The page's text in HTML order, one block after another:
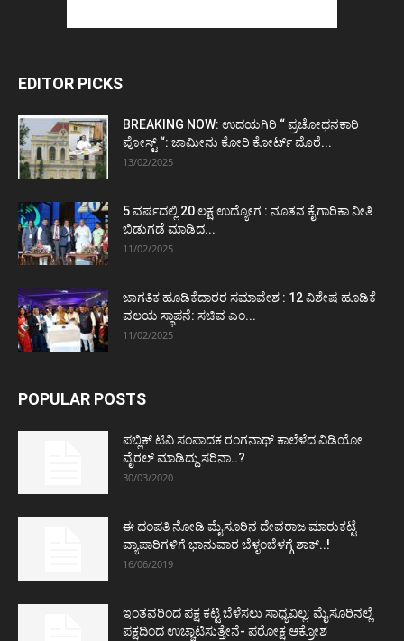
EDITOR PICKS
BREAKING NOW: ಉದಯಗಿರಿ “ ಪ್ರಚೋಧನಕಾರಿ
ಪೋಸ್ಟ್‌ “: ಜಾಮೀನು ಕೋರಿ ಕೋರ್ಟ್‌ ಮೊರೆ...
13/02/2025
5 ವರ್ಷದಲ್ಲಿ 20 ಲಕ್ಷ ಉದ್ಯೋಗ : ನೂತನ ಕೈಗಾರಿಕಾ ನೀತಿ
ಬಿಡುಗಡೆ ಮಾಡಿದ...
11/02/2025
ಜಾಗತಿಕ ಹೂಡಿಕೆದಾರರ ಸಮಾವೇಶ : 12 ವಿಶೇಷ ಹೂಡಿಕೆ
ವಲಯ ಸ್ಥಾಪನೆ: ಸಚಿವ ಎಂ...
11/02/2025
POPULAR POSTS
ಪಬ್ಲಿಕ್ ಟಿವಿ ಸಂಪಾದಕ ರಂಗನಾಥ್ ಕಾಲೆಳೆದ ವಿಡಿಯೋ
ವೈರಲ್ ಮಾಡಿದ್ದು ಸರಿನಾ..?
30/03/2020
ಈ ದಂಪತಿ ನೋಡಿ ಮೈಸೂರಿನ ದೇವರಾಜ ಮಾರುಕಟ್ಟೆ
ವ್ಯಾಪಾರಿಗಳಿಗೆ ಭಾನುವಾರ ಬೆಳ್ಳಂಬೆಳಗ್ಗೆ ಶಾಕ್..!
16/06/2019
ಇಂತವರಿಂದ ಪಕ್ಷ ಕಟ್ಟಿ ಬೆಳೆಸಲು ಸಾಧ್ಯವಿಲ್ಲ: ಮೈಸೂರಿನಲ್ಲೆ
ಪಕ್ಷದಿಂದ ಉಚ್ಚಾಟಿಸುತ್ತೇನೆ- ಪರೋಕ್ಷ ಆಕ್ರೋಶ